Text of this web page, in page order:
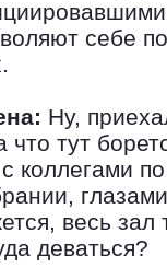
себе
Ну,
что тут
коллегами
весь
деваться?